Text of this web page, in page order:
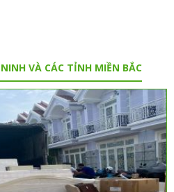
VÀ CÁC TỈNH MIỀN BẮC